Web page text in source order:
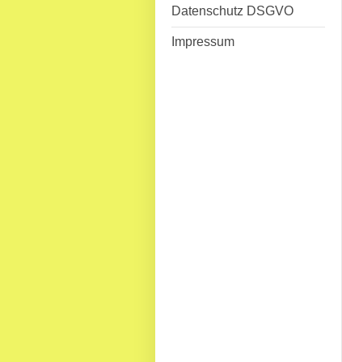
Datenschutz DSGVO
Impressum